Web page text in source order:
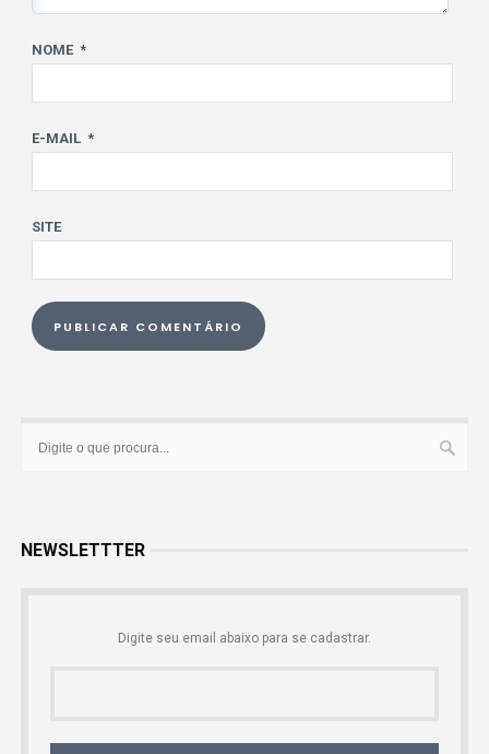
NOME *
E-MAIL *
SITE
NEWSLETTTER
Digite seu email abaixo para se cadastrar.